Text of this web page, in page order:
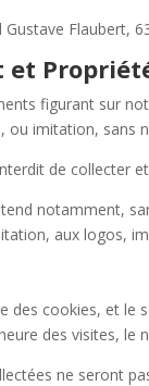
Gustave Flaubert,
et
figurant sur
ou imitation, sans
de collecter
notamment,
aux logos,
des cookies, et
des visites,
ne seront